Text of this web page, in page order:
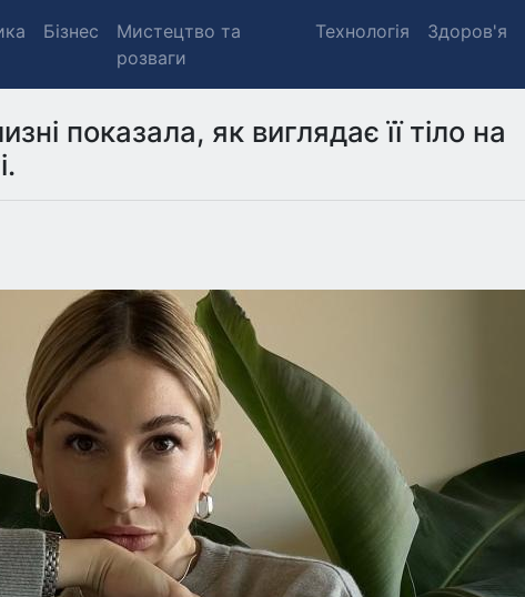
Бізнес
Мистецтво та
розваги
Технологія Здоров'я
показала, як виглядає її тіло на